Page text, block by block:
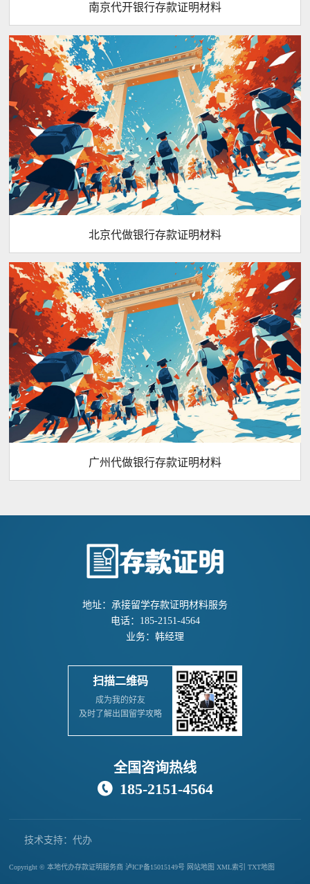
南京代开银行存款证明材料
北京代做银行存款证明材料
广州代做银行存款证明材料
地址：承接留学存款证明材料服务
电话：185-2151-4564
业务：韩经理
扫描二维码
成为我的好友
及时了解出国留学攻略
全国咨询热线
 185-2151-4564
技术支持：代办
Copyright © 本地代办存款证明服务商泸ICP备15015149号 网站地图 XML索引 TXT地图